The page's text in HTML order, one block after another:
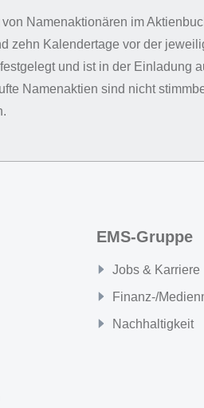
Namenaktionären im
zehn Kalendertage vor der
und ist in der Einladung
Namenaktien sind nicht
EMS-Gruppe
Jobs & Karriere
Finanz-/
Nachhaltigkeit